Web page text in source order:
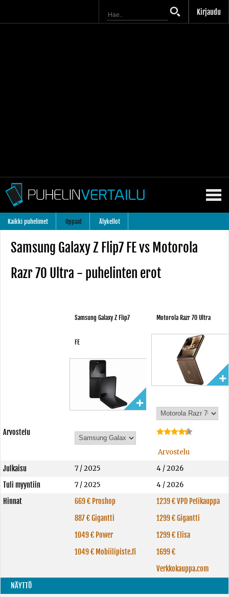
Kirjaudu
Kaikki puhelimet Oppaat Älykellot
Samsung Galaxy Z Flip7 FE vs Motorola
Razr 70 Ultra - puhelinten erot
Samsung Galaxy Z Flip7
FE
Motorola Razr 70 Ultra
Arvostelu -
Arvostelu
Julkaisu
7 / 2025
4 / 2026
Tuli myyntiin
7 / 2025
4 / 2026
Hinnat
669 € Proshop
887 € Gigantti
1049 € Power
1049 € Mobiilipiste.fi
1239 € VPD Pelikauppa
1299 € Gigantti
1299 € Elisa
1699 €
Verkkokauppa.com
NÄYTTÖ